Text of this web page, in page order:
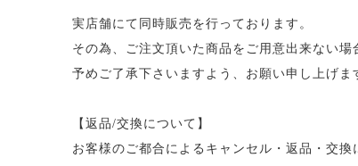
実店舗にて同時販売を行っております。
その為、ご注文頂いた商品をご用意出来ない場
予めご了承下さいますよう、お願い申し上げま
【返品/交換について】
お客様のご都合によるキャンセル・返品・交換